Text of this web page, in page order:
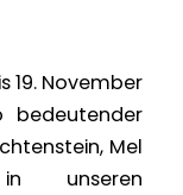
19. November
bedeutender
Mel
unseren